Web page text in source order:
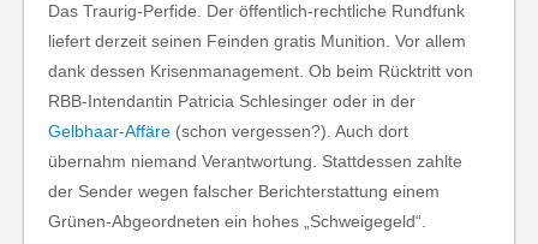
Das Traurig-Perfide. Der öffentlich-rechtliche Rundfunk
liefert derzeit seinen Feinden gratis Munition. Vor allem
dank dessen Krisenmanagement. Ob beim Rücktritt von
RBB-Intendantin Patricia Schlesinger oder in der
Gelbhaar-Affäre (schon vergessen?). Auch dort
übernahm niemand Verantwortung. Stattdessen zahlte
der Sender wegen falscher Berichterstattung einem
Grünen-Abgeordneten ein hohes „Schweigegeld“.